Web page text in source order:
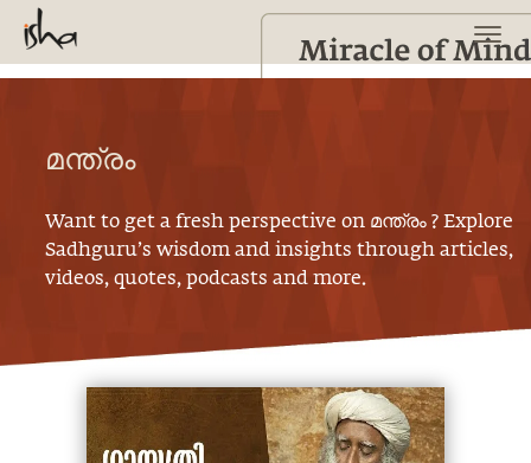
മന്ത്രം
Want to get a fresh perspective on മന്ത്രം? Explore
Sadhguru’s wisdom and insights through articles,
videos, quotes, podcasts and more.